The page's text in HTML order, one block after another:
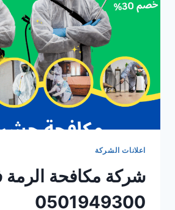
اعلانات الشركة
شركة مكافحة
0501949300